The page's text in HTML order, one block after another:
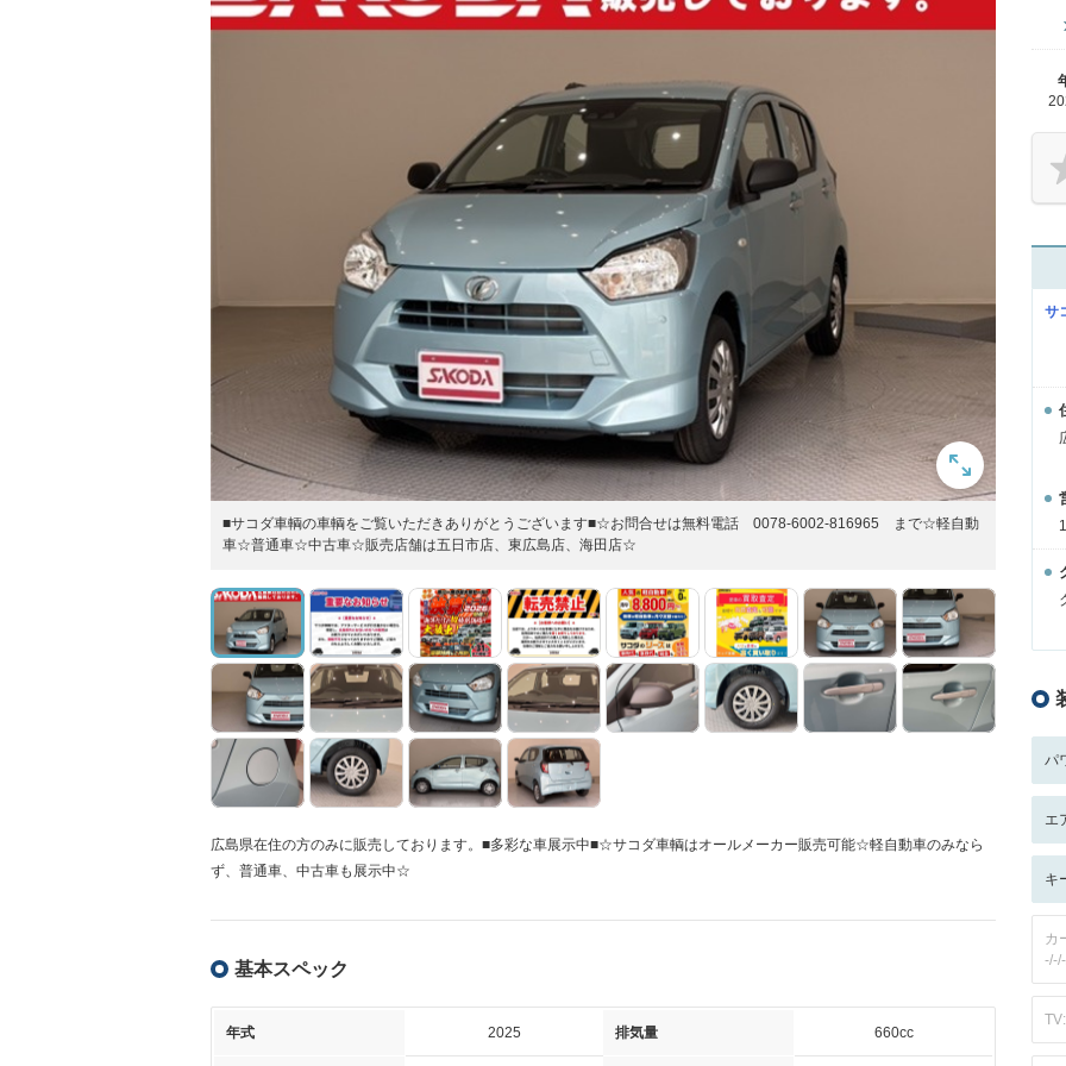
■サコダ車輌の車輌をご覧いただきありがとうございます■☆お問合せは無料電話 0078-6002-816965 まで☆軽自動
車☆普通車☆中古車☆販売店舗は五日市店、東広島店、海田店☆
広島県在住の方のみに販売しております。■多彩な車展示中■☆サコダ車輌はオールメーカー販売可能☆軽自動車のみなら
ず、普通車、中古車も展示中☆
基本スペック
年式 2025 排気量 660cc
サ
パ
エ
キ
カ